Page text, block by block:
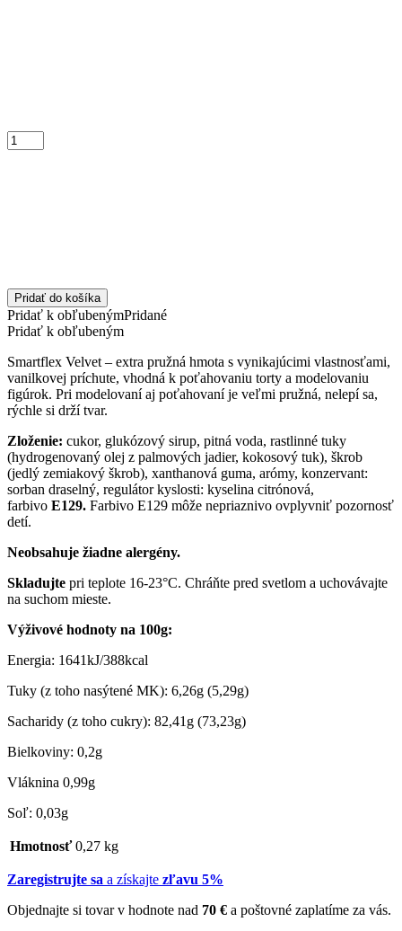
Pridať do košíka
Pridať k obľubenýmPridané
Pridať k obľubeným
Smartflex Velvet – extra pružná hmota s vynikajúcimi vlastnosťami,
vanilkovej príchute, vhodná k poťahovaniu torty a modelovaniu
figúrok. Pri modelovaní aj poťahovaní je veľmi pružná, nelepí sa,
rýchle si drží tvar.
Zloženie: cukor, glukózový sirup, pitná voda, rastlinné tuky
(hydrogenovaný olej z palmových jadier, kokosový tuk), škrob
(jedlý zemiakový škrob), xanthanová guma, arómy, konzervant:
sorban draselný, regulátor kyslosti: kyselina citrónová,
farbivo E129. Farbivo E129 môže nepriaznivo ovplyvniť pozornosť
detí.
Neobsahuje žiadne alergény.
Skladujte pri teplote 16-23°C. Chráňte pred svetlom a uchovávajte
na suchom mieste.
Výživové hodnoty na 100g:
Energia: 1641kJ/388kcal
Tuky (z toho nasýtené MK): 6,26g (5,29g)
Sacharidy (z toho cukry): 82,41g (73,23g)
Bielkoviny: 0,2g
Vláknina 0,99g
Soľ: 0,03g
Hmotnosť 0,27 kg
Zaregistrujte sa a získajte zľavu 5%
Objednajte si tovar v hodnote nad 70 € a poštovné zaplatíme za vás.